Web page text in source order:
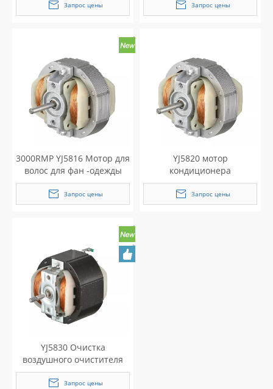
Запрос цены Запрос цены
3000RMP YJ5816 Мотор для
волос для фан -одежды
сушилка
Запрос цены
YJ5820 мотор
кондиционера
Запрос цены
YJ5830 Очистка
воздушного очистителя
переменного тока с
насосом
Запрос цены